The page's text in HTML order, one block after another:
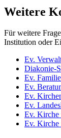
Weitere
Für weitere
Institution oder
Ev.
Diakonie-
Ev.
Ev.
Ev.
Ev.
Ev. Kirche
Ev. Kirche